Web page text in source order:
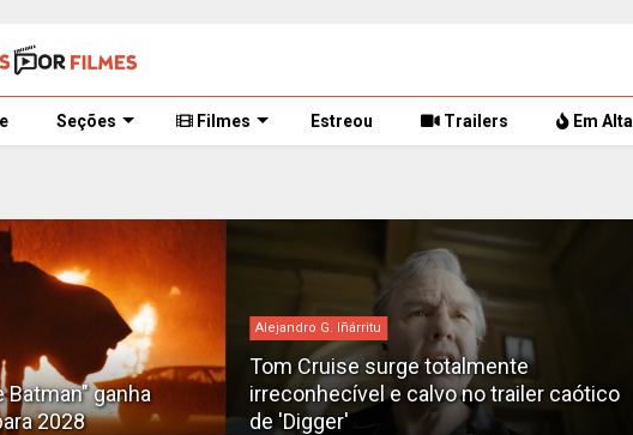
Seções Filmes Estreou Trailers Em Alta
Batman" ganha
2028
Alejandro G. Iñárritu
Tom Cruise surge totalmente
irreconhecível e calvo no trailer caótico
de 'Digger'